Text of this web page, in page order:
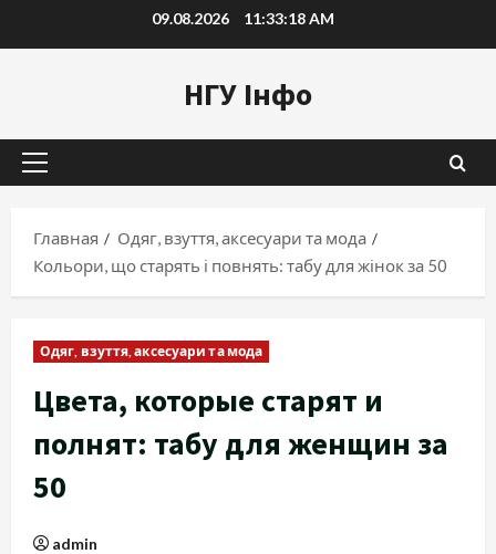
к
09.08.2026 11:33:18 AM
НГУ Інфо
Основное
Главная
Одяг, взуття, аксесуари та мода
Кольори, що старять і повнять: табу для жінок за 50
Одяг, взуття, аксесуари та мода
Цвета, которые старят и
полнят: табу для женщин за
50
admin